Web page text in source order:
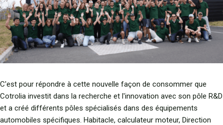
C'est pour répondre à cette nouvelle façon de consommer que
Cotrolia investit dans la recherche et l'innovation avec son pôle R&D
et a créé différents pôles spécialisés dans des équipements
automobiles spécifiques. Habitacle, calculateur moteur, Direction